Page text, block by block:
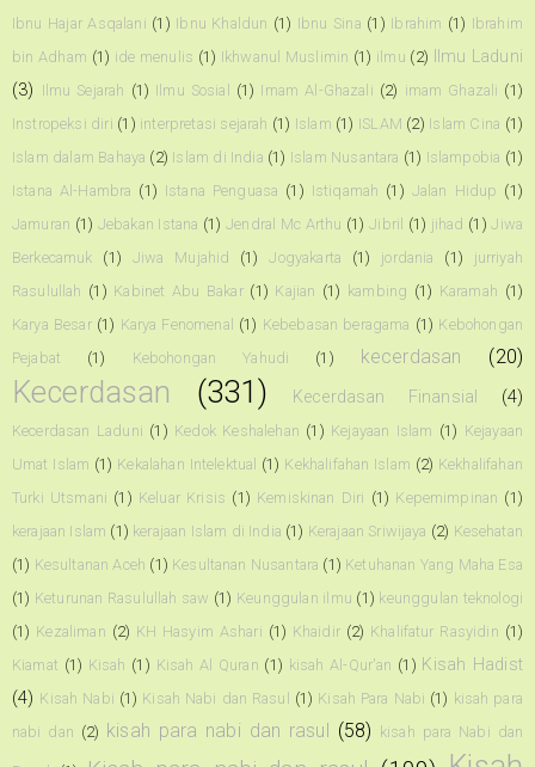
Ibnu Hajar Asqalani (1) Ibnu Khaldun (1) Ibnu Sina (1) Ibrahim (1) Ibrahim
bin Adham (1) ide menulis (1) Ikhwanul Muslimin (1) ilmu (2)
Ilmu Laduni
(3) Ilmu Sejarah (1) Ilmu Sosial (1) Imam Al-Ghazali (2) imam Ghazali (1)
Instropeksi diri (1) interpretasi sejarah (1) Islam (1) ISLAM (2) Islam Cina (1)
Islam dalam Bahaya (2) Islam di India (1) Islam Nusantara (1) Islampobia (1)
Istana Al-Hambra (1) Istana Penguasa (1) Istiqamah (1) Jalan Hidup (1)
Jamuran (1) Jebakan Istana (1) Jendral Mc Arthu (1) Jibril (1) jihad (1) Jiwa
Berkecamuk
(1) Jiwa Mujahid (1) Jogyakarta (1) jordania (1)
jurriyah
Rasulullah (1) Kabinet Abu Bakar (1) Kajian (1) kambing (1) Karamah (1)
Karya Besar (1) Karya Fenomenal (1) Kebebasan beragama (1) Kebohongan
Pejabat
(1) Kebohongan Yahudi (1) kecerdasan (20)
Kecerdasan (331) Kecerdasan Finansial (4)
Kecerdasan Laduni (1) Kedok Keshalehan (1) Kejayaan Islam (1) Kejayaan
Umat Islam (1) Kekalahan Intelektual (1) Kekhalifahan Islam (2) Kekhalifahan
Turki Utsmani (1) Keluar Krisis (1) Kemiskinan Diri (1) Kepemimpinan (1)
kerajaan Islam (1) kerajaan Islam di India (1) Kerajaan Sriwijaya (2) Kesehatan
(1) Kesultanan Aceh (1) Kesultanan Nusantara (1) Ketuhanan Yang Maha Esa
(1) Keturunan Rasulullah saw (1) Keunggulan ilmu (1) keunggulan teknologi
(1) Kezaliman (2) KH Hasyim Ashari (1) Khaidir (2) Khalifatur Rasyidin (1)
Kiamat (1) Kisah (1) Kisah Al Quran (1) kisah Al-Qur'an (1) Kisah Hadist
(4) Kisah Nabi (1) Kisah Nabi dan Rasul (1) Kisah Para Nabi (1) kisah para
nabi dan (2) kisah para nabi dan rasul (58) kisah para Nabi dan